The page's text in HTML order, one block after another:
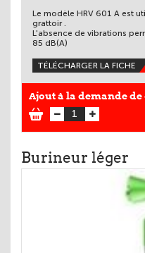
Le modèle HRV 601 A est
grattoir .
L'absence de vibrations
85 dB(A)
TÉLÉCHARGER LA FICHE
Ajout à la demande de
Burineur léger